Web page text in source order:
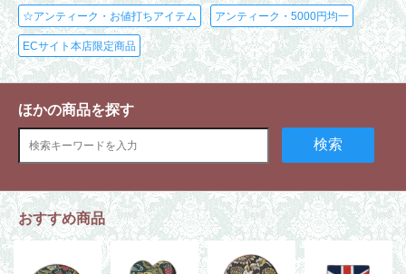
☆アンティーク・お値打ちアイテム アンティーク・5000円均一
ECサイト本店限定商品
ほかの商品を探す
検索
おすすめ商品